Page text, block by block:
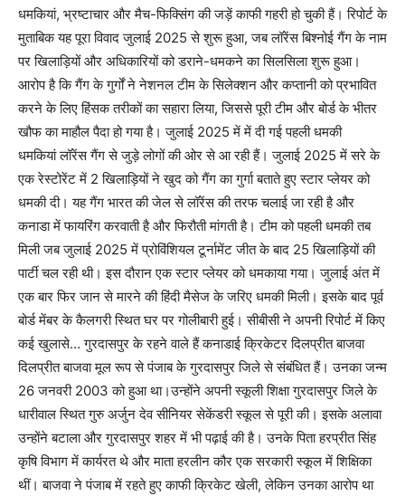
धमकियां, भ्रष्टाचार और मैच-फिक्सिंग की जड़ें काफी गहरी हो चुकी हैं। रिपोर्ट के
मुताबिक यह पूरा विवाद जुलाई 2025 से शुरू हुआ, जब लॉरेंस बिश्नोई गैंग के नाम
पर खिलाड़ियों और अधिकारियों को डराने-धमकने का सिलसिला शुरू हुआ।
आरोप है कि गैंग के गुर्गों ने नेशनल टीम के सिलेक्शन और कप्तानी को प्रभावित
करने के लिए हिंसक तरीकों का सहारा लिया, जिससे पूरी टीम और बोर्ड के भीतर
खौफ का माहौल पैदा हो गया है। जुलाई 2025 में में दी गई पहली धमकी
धमकियां लॉरेंस गैंग से जुड़े लोगों की ओर से आ रही हैं। जुलाई 2025 में सरे के
एक रेस्टोरेंट में 2 खिलाड़ियों ने खुद को गैंग का गुर्गा बताते हुए स्टार प्लेयर को
धमकी दी। यह गैंग भारत की जेल से लॉरेंस की तरफ चलाई जा रही है और
कनाडा में फायरिंग करवाती है और फिरौती मांगती है। टीम को पहली धमकी तब
मिली जब जुलाई 2025 में प्रोविंशियल टूर्नामेंट जीत के बाद 25 खिलाड़ियों की
पार्टी चल रही थी। इस दौरान एक स्टार प्लेयर को धमकाया गया। जुलाई अंत में
एक बार फिर जान से मारने की हिंदी मैसेज के जरिए धमकी मिली। इसके बाद पूर्व
बोर्ड मेंबर के कैलगरी स्थित घर पर गोलीबारी हुई। सीबीसी ने अपनी रिपोर्ट में किए
कई खुलासे… गुरदासपुर के रहने वाले हैं कनाडाई क्रिकेटर दिलप्रीत बाजवा
दिलप्रीत बाजवा मूल रूप से पंजाब के गुरदासपुर जिले से संबंधित हैं। उनका जन्म
26 जनवरी 2003 को हुआ था।उन्होंने अपनी स्कूली शिक्षा गुरदासपुर जिले के
धारीवाल स्थित गुरु अर्जुन देव सीनियर सेकेंडरी स्कूल से पूरी की। इसके अलावा
उन्होंने बटाला और गुरदासपुर शहर में भी पढ़ाई की है। उनके पिता हरप्रीत सिंह
कृषि विभाग में कार्यरत थे और माता हरलीन कौर एक सरकारी स्कूल में शिक्षिका
थीं। बाजवा ने पंजाब में रहते हुए काफी क्रिकेट खेली, लेकिन उनका आरोप था